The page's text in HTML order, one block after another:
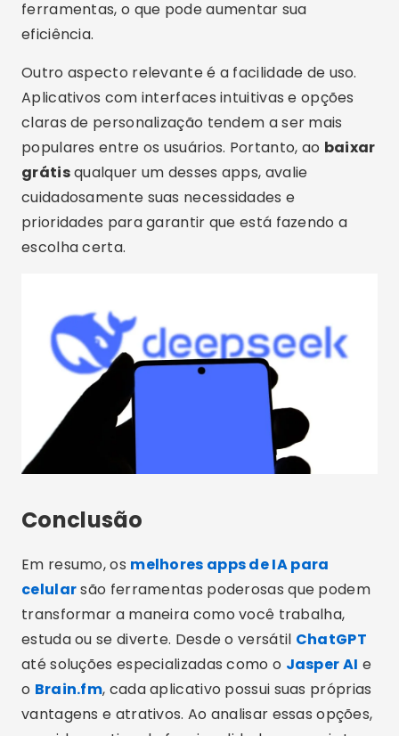
ferramentas, o que pode aumentar sua
eficiência.
Outro aspecto relevante é a facilidade de uso.
Aplicativos com interfaces intuitivas e opções
claras de personalização tendem a ser mais
populares entre os usuários. Portanto, ao baixar
grátisqualquer um desses apps, avalie
cuidadosamente suas necessidades e
prioridades para garantir que está fazendo a
escolha certa.
Conclusão
Em resumo, os melhores apps de IA para
celularsão ferramentas poderosas que podem
transformar a maneira como você trabalha,
estuda ou se diverte. Desde o versátil ChatGPT
até soluções especializadas como o Jasper AI e
o Brain.fm, cada aplicativo possui suas próprias
vantagens e atrativos. Ao analisar essas opções,